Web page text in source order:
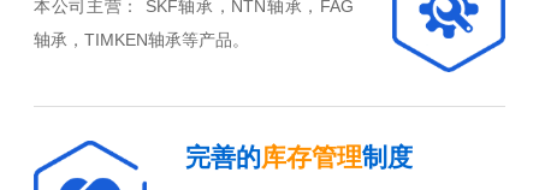
本公司主营： SKF轴承，NTN轴承，FAG
轴承，TIMKEN轴承等产品。
完善的库存管理制度